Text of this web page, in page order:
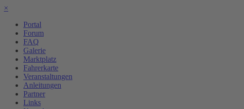
×
Portal
Forum
FAQ
Galerie
Marktplatz
Fahrerkarte
Veranstaltungen
Anleitungen
Partner
Links